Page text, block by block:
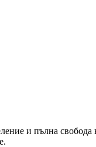
и пълна